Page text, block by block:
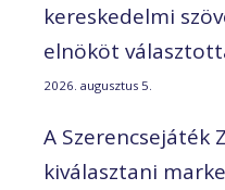
kereskedelmi
elnököt
2026. augusztus 5.
A Szerencsejáték
kiválasztani